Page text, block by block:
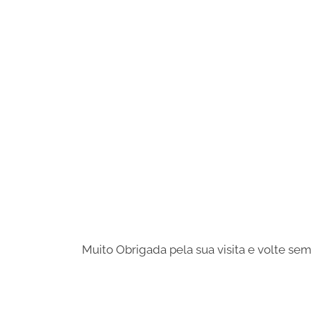
Muito Obrigada pela sua visita e volte